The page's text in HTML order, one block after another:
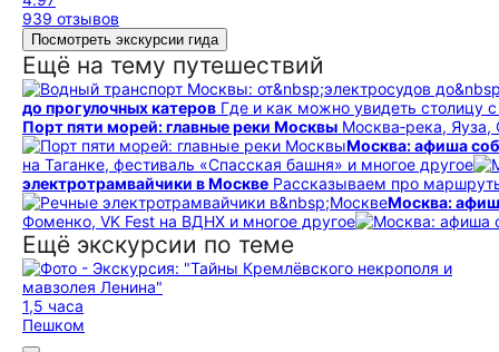
939 отзывов
Посмотреть экскурсии гида
Ещё на тему путешествий
до прогулочных катеров Где и как можно увидеть столицу
Порт пяти морей: главные реки Москвы Москва‑река,
Москва: афиша
на Таганке, фестиваль «Спасская башня» и многое другое
электротрамвайчики в Москве Рассказываем про
Москва:
Фоменко, VK Fest на ВДНХ и многое другое
Ещё экскурсии по теме
1,5 часа
Пешком